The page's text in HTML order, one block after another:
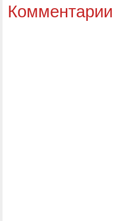
Комментарии